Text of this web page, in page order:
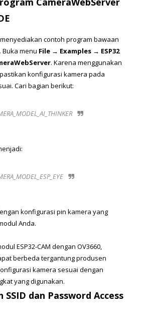
contoh program bawaan
Buka menu File → Examples → ESP32
.
, pastikan konfigurasi kamera pada
Cari bagian berikut:
konfigurasi pin kamera yang
Anda.
ESP32-CAM dengan OV3660,
berbeda tergantung produsen
kamera sesuai dengan
yang digunakan.
dan Password Access